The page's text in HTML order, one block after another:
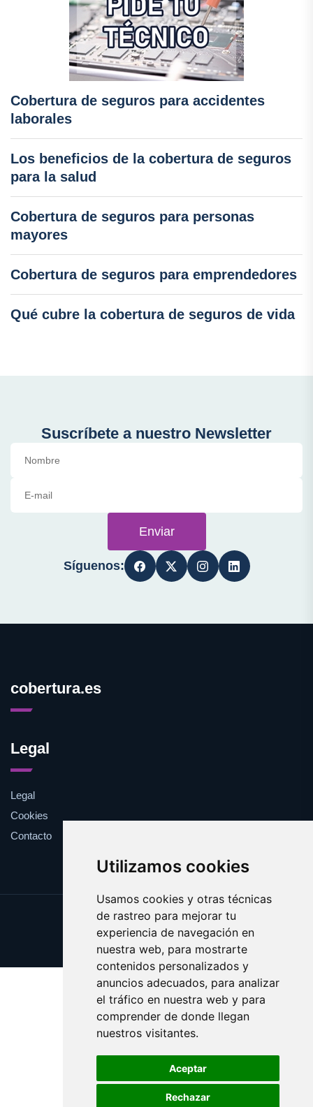
Utilizamos cookies
Usamos cookies y otras técnicas
de rastreo para mejorar tu
experiencia de navegación en
nuestra web, para mostrarte
contenidos personalizados y
anuncios adecuados, para analizar
el tráfico en nuestra web y para
comprender de donde llegan
nuestros visitantes.
Aceptar
Rechazar
Cobertura de seguros para accidentes
laborales
Los beneficios de la cobertura de seguros
para la salud
Cobertura de seguros para personas
mayores
Cobertura de seguros para emprendedores
Qué cubre la cobertura de seguros de vida
Suscríbete a nuestro Newsletter
Enviar
Síguenos:
cobertura.es
Legal
Legal
Cookies
Contacto
Update cookies preferences
Copyright © 2025 cobertura.es